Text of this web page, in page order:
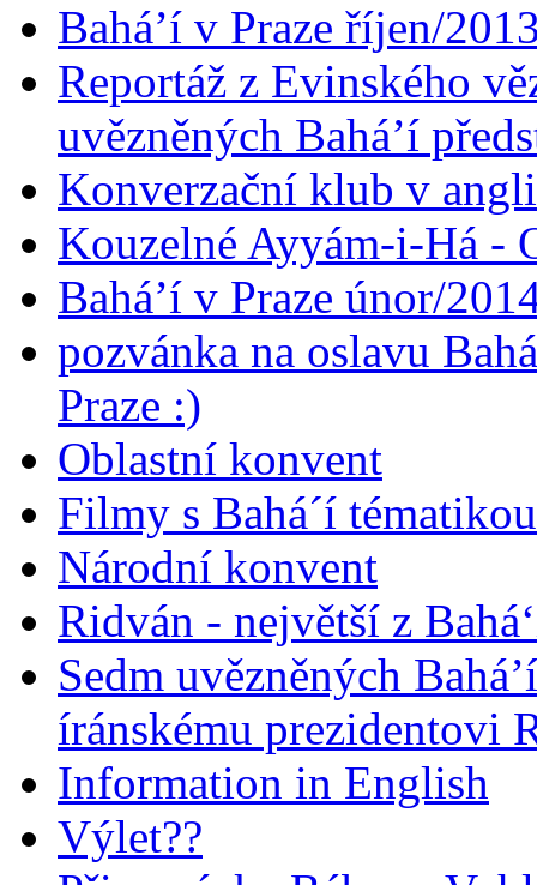
Bahá’í v Praze říjen/
Reportáž z Evinského
uvězněných Bahá’í
Konverzační klub v
Kouzelné Ayyám-i-Há -
Bahá’í v Praze únor/
pozvánka na oslavu
Praze :)
Oblastní konvent
Filmy s Bahá´í
Národní konvent
Ridván - největší z
Sedm uvězněných
íránskému prezidentovi
Information in English
Výlet??